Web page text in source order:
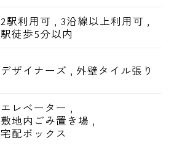
2駅利用可 , 3沿線以上利用可 ,
駅徒歩5分以内
デザイナーズ , 外壁タイル張り
エレベーター ,
敷地内ごみ置き場 ,
宅配ボックス